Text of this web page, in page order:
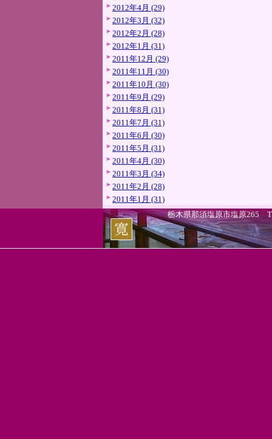
2012年4月 (29)
2012年3月 (32)
2012年2月 (28)
2012年1月 (31)
2011年12月 (29)
2011年11月 (30)
2011年10月 (30)
2011年9月 (29)
2011年8月 (31)
2011年7月 (31)
2011年6月 (30)
2011年5月 (31)
2011年4月 (30)
2011年3月 (34)
2011年2月 (28)
2011年1月 (31)
栃木県那須塩原市塩原265